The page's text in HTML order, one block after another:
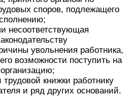
споров, подлежащего
несоответствующая
увольнения работника,
возможности поступить на
книжки работнику
и ряд других оснований.